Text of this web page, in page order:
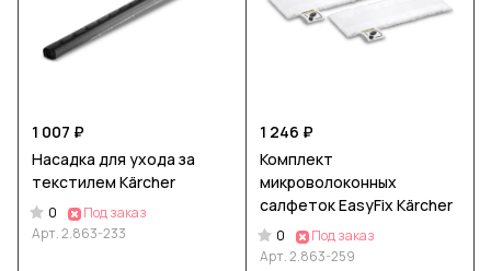
1 007 ₽
Насадка для ухода за
текстилем Kärcher
0
Под заказ
Арт.2.863-233
1 246 ₽
Комплект
микроволоконных
салфеток EasyFix Kärcher
0
Под заказ
Арт.2.863-259